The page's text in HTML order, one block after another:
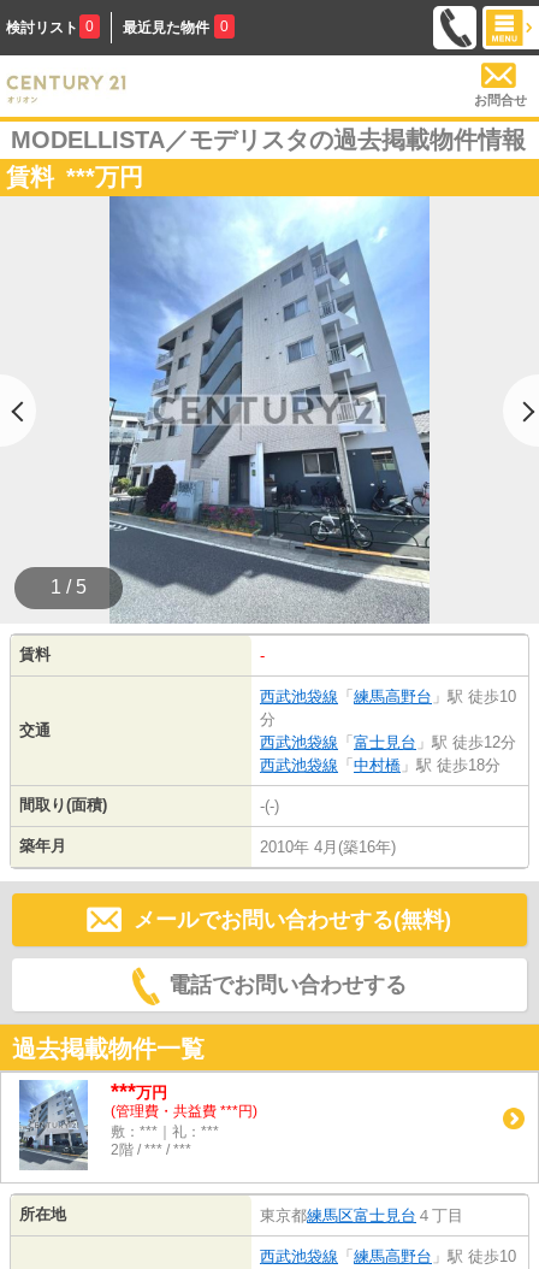
検討リスト 0 最近見た物件 0
お問合せ
MODELLISTA／モデリスタの過去掲載物件情報
賃料 ***万円
1 / 5
賃料 -
交通
西武池袋線 「 練馬高野台 」駅 徒歩10
分
西武池袋線 「 富士見台 」駅 徒歩12分
西武池袋線 「 中村橋 」駅 徒歩18分
間取り(面積) -(-)
築年月 2010年 4月(築16年)
メールでお問い合わせする(無料)
電話でお問い合わせする
過去掲載物件一覧
***万円
(管理費・共益費 ***円)
敷：***｜礼：***
2階 / *** / ***
所在地 東京都練馬区富士見台 ４丁目
西武池袋線 「 練馬高野台 」駅 徒歩10